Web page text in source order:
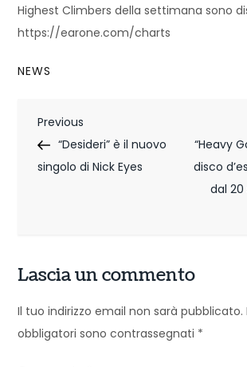
Highest Climbers della settimana sono
https://earone.com/charts
NEWS
N
a
a
z
i
Previous
Post
Previous
“Desideri” è il nuovo
singolo di Nick Eyes
“Heavy
disco
dal
Lascia un commento
Il tuo indirizzo email non sarà pubblicato.
obbligatori sono contrassegnati *